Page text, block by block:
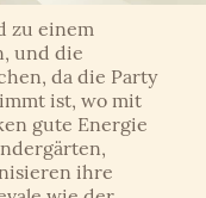
zu einem
und die
da die Party
ist, wo mit
gute Energie
ihre